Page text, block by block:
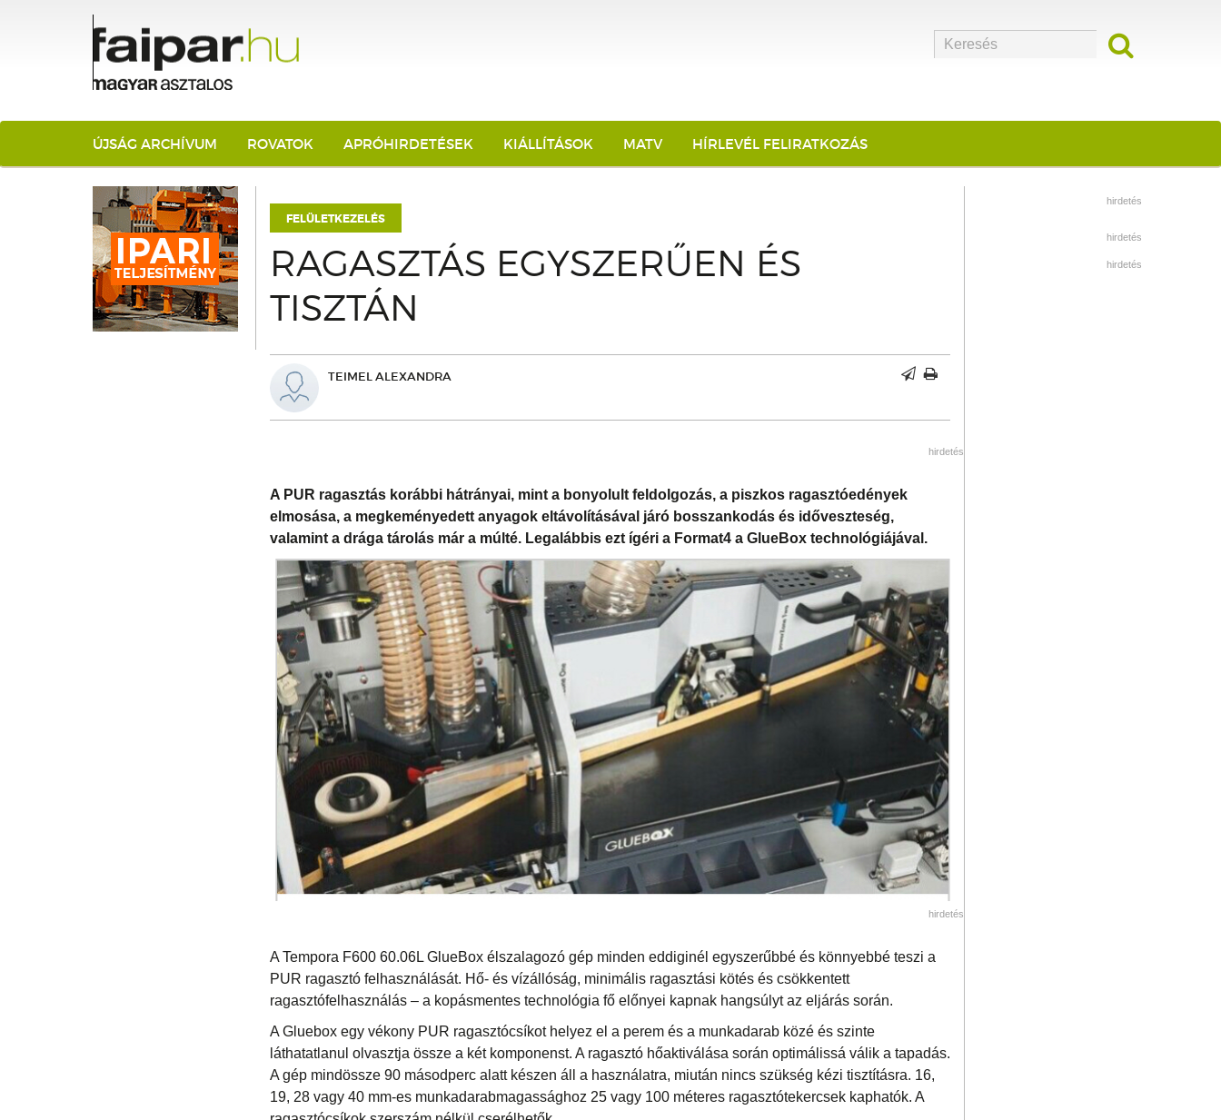
ÚJSÁG ARCHÍVUM ROVATOK APRÓHIRDETÉSEK KIÁLLÍTÁSOK MATV HÍRLEVÉL FELIRATKOZÁS
FELÜLETKEZELÉS
RAGASZTÁS EGYSZERŰEN ÉS
TISZTÁN
TEIMEL ALEXANDRA
hirdetés
A PUR ragasztás korábbi hátrányai, mint a bonyolult feldolgozás, a piszkos ragasztóedények
elmosása, a megkeményedett anyagok eltávolításával járó bosszankodás és időveszteség,
valamint a drága tárolás már a múlté. Legalábbis ezt ígéri a Format4 a GlueBox technológiájával.
hirdetés
A Tempora F600 60.06L GlueBox élszalagozó gép minden eddiginél egyszerűbbé és könnyebbé teszi a
PUR ragasztó felhasználását. Hő- és vízállóság, minimális ragasztási kötés és csökkentett
ragasztófelhasználás – a kopásmentes technológia fő előnyei kapnak hangsúlyt az eljárás során.
A Gluebox egy vékony PUR ragasztócsíkot helyez el a perem és a munkadarab közé és szinte
láthatatlanul olvasztja össze a két komponenst. A ragasztó hőaktiválása során optimálissá válik a tapadás.
A gép mindössze 90 másodperc alatt készen áll a használatra, miután nincs szükség kézi tisztításra. 16,
19, 28 vagy 40 mm-es munkadarabmagassághoz 25 vagy 100 méteres ragasztótekercsek kaphatók. A
hirdetés
hirdetés
hirdetés